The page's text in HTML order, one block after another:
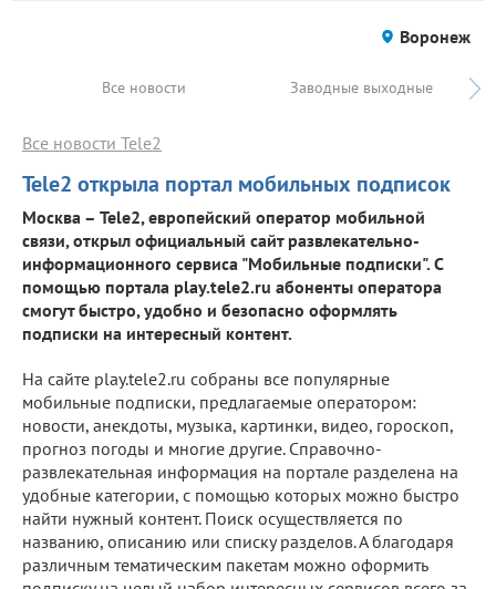
Воронеж
Все новости Заводные выходные
Tele2 открыла портал мобильных подписок
Все новости Tele2
Москва – Tele2, европейский оператор мобильной
связи, открыл официальный сайт развлекательно-
информационного сервиса "Мобильные подписки". С
помощью портала play.tele2.ru абоненты оператора
смогут быстро, удобно и безопасно оформлять
подписки на интересный контент.
На сайте play.tele2.ru собраны все популярные
мобильные подписки, предлагаемые оператором:
новости, анекдоты, музыка, картинки, видео, гороскоп,
прогноз погоды и многие другие. Справочно-
развлекательная информация на портале разделена на
удобные категории, с помощью которых можно быстро
найти нужный контент. Поиск осуществляется по
названию, описанию или списку разделов. А благодаря
различным тематическим пакетам можно оформить